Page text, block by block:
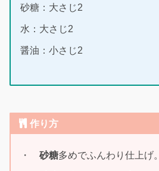
砂糖：大さじ2
水：大さじ2
醤油：小さじ2
作り方
・ 砂糖多めでふんわり仕上げ。